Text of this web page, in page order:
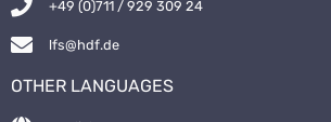
+49 (0)711 / 929 309 24
lfs@hdf.de
OTHER LANGUAGES